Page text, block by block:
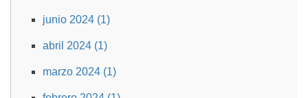
junio 2024 (1)
abril 2024 (1)
marzo 2024 (1)